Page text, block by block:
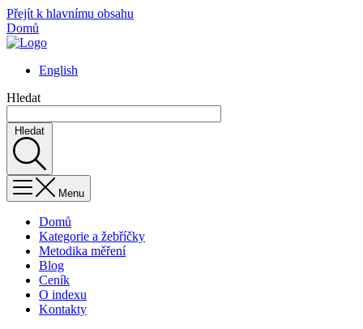
Přejít k hlavnímu obsahu
Domů
English
Hledat
Hledat
Menu
Domů
Kategorie a žebříčky
Metodika měření
Blog
Ceník
O indexu
Kontakty